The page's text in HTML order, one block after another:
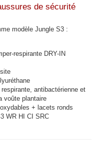
de sécurité
modèle Jungle S3 :
respirante DRY-IN
antibactérienne et
voûte plantaire
+ lacets ronds
WR HI CI SRC